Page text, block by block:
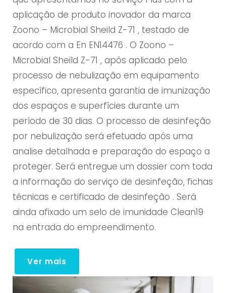
aplicação de produto inovador da marca
Zoono – Microbial Sheild Z-71 , testado de
acordo com a En EN14476 . O Zoono –
Microbial Sheild Z-71 , após aplicado pelo
processo de nebulização em equipamento
específico, apresenta garantia de imunização
dos espaços e superfícies durante um
período de 30 dias. O processo de desinfeção
por nebulização será efetuado após uma
analise detalhada e preparação do espaço a
proteger. Será entregue um dossier com toda
a informação do serviço de desinfeção, fichas
técnicas e certificado de desinfeção . Será
ainda afixado um selo de imunidade Clean19
na entrada do empreendimento.
Ver mais